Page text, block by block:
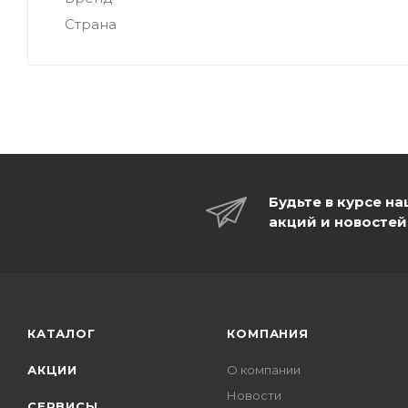
Страна
Будьте в курсе
акций и новостей
КАТАЛОГ
АКЦИИ
КОМПАНИЯ
О компании
Новости